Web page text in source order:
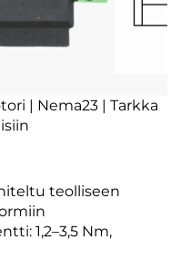
| Nema23 | Tarkka
teolliseen
1,2–3,5 Nm,